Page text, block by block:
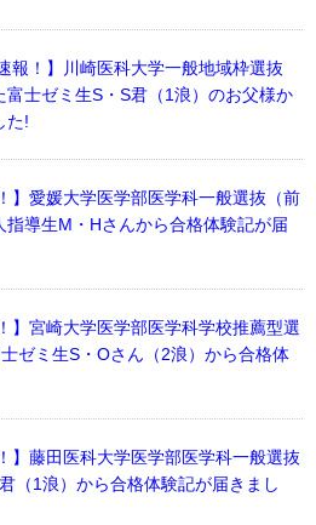
報！】川崎医科大学一般地域枠選抜
富士ゼミ生S・S君（1浪）のお父様か
た!
】愛媛大学医学部医学科一般選抜（前
導生M・Hさんから合格体験記が届
】宮崎大学医学部医学科学校推薦型選
ゼミ生S・Oさん（2浪）から合格体
】藤田医科大学医学部医学科一般選抜
（1浪）から合格体験記が届きまし